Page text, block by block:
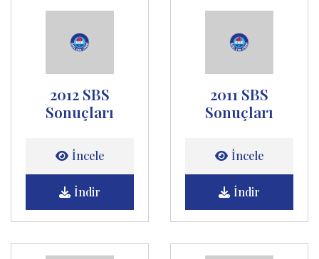
2012 SBS
Sonuçları
İncele
İndir
2011 SBS
Sonuçları
İncele
İndir